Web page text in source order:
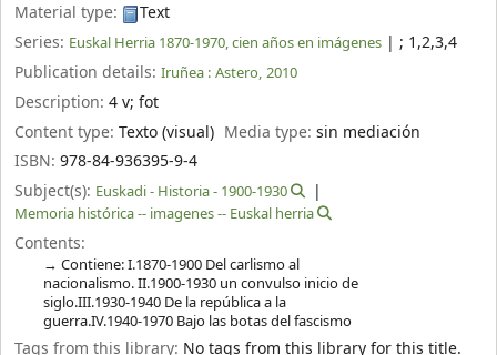
Material type:
Text
Series: Euskal Herria 1870-1970, cien años en imágenes | ; 1,2,3,4
Publication details: Iruñea : Astero, 2010
Description: 4 v; fot
Content type: Texto (visual) Media type:sin mediación
ISBN: 978-84-936395-9-4
Subject(s): Euskadi - Historia - 1900-1930
Memoria histórica -- imagenes -- Euskal herria
Contents:
Contiene: I.1870-1900 Del carlismo al
nacionalismo. II.1900-1930 un convulso inicio de
siglo.III.1930-1940 De la república a la
guerra.IV.1940-1970 Bajo las botas del fascismo
Tags from this library: No tags from this library for this title.